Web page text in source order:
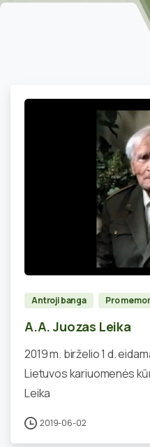
Antroji banga Pro
A.A. Juozas Leika
2019 m. birželio 1 d.
Lietuvos kariuomenės
Leika
2019-06-02